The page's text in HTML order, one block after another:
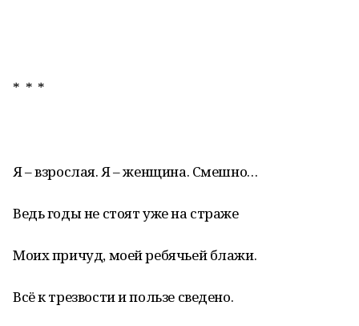
* * *
Я – взрослая. Я – женщина. Смешно…
Ведь годы не стоят уже на страже
Моих причуд, моей ребячьей блажи.
Всё к трезвости и пользе сведено.